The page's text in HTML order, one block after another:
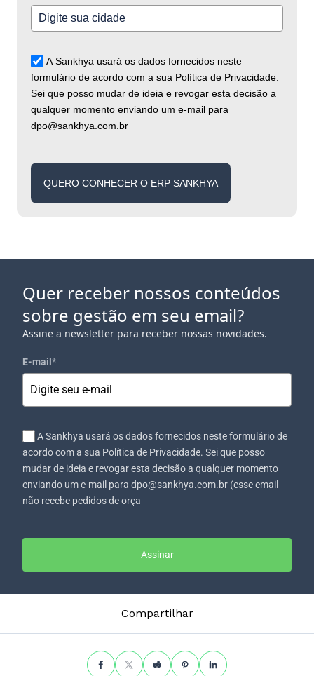
A Sankhya usará os dados fornecidos neste
formulário de acordo com a sua Política de Privacidade.
Sei que posso mudar de ideia e revogar esta decisão a
qualquer momento enviando um e-mail para
dpo@sankhya.com.br
QUERO CONHECER O ERP SANKHYA
Quer receber nossos conteúdos
sobre gestão em seu email?
Assine a newsletter para receber nossas novidades.
E-mail *
A Sankhya usará os dados fornecidos neste formulário de
acordo com a sua Política de Privacidade. Sei que posso
mudar de ideia e revogar esta decisão a qualquer momento
enviando um e-mail para dpo@sankhya.com.br (esse email
não recebe pedidos de orça
Assinar
Compartilhar